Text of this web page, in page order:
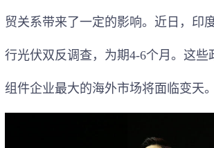
贸关系带来了一定的影响。近日，印
行光伏双反调查，为期4-6个月。这些
组件企业最大的海外市场将面临变天。